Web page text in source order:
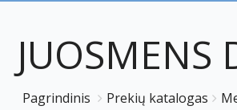
JUOSMENS
Pagrindinis Prekių katalogas